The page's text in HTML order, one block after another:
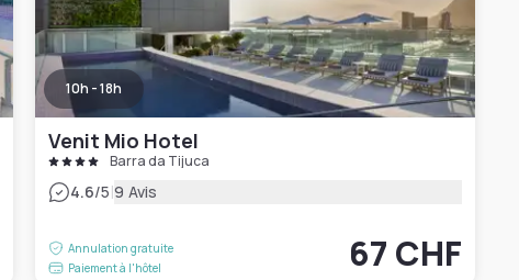
10h - 18h
Venit Mio Hotel
Barra da Tijuca
4.6/5|9 Avis
Annulation gratuite
Paiement à l'hôtel
67 CHF